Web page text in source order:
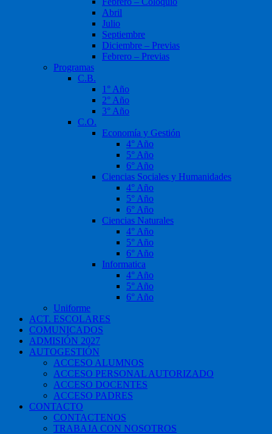
Abril
Julio
Septiembre
Diciembre – Previas
Febrero – Previas
Programas
C.B.
1° Año
2° Año
3° Año
C.O.
Economía y Gestión
4° Año
5° Año
6° Año
Ciencias Sociales y Humanidades
4° Año
5° Año
6° Año
Ciencias Naturales
4° Año
5° Año
6° Año
Informatica
4° Año
5° Año
6° Año
Uniforme
ACT. ESCOLARES
COMUNICADOS
ADMISIÓN 2027
AUTOGESTIÓN
ACCESO ALUMNOS
ACCESO PERSONAL AUTORIZADO
ACCESO DOCENTES
ACCESO PADRES
CONTACTO
CONTACTENOS
TRABAJA CON NOSOTROS